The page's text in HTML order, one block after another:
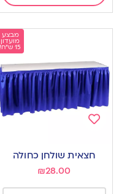
מבצע
מועדון
15 ש"ח!
חצאית שולחן כחולה
₪28.00